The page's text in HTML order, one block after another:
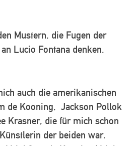
Mustern, die Fugen der
Lucio Fontana denken.
auch die amerikanischen
de Kooning, Jackson Pollok
Krasner, die für mich schon
der beiden war.